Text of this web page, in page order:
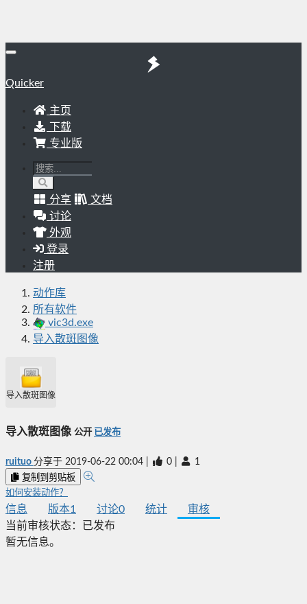
Quicker
主页
下载
专业版
分享
文档
讨论
外观
登录
注册
动作库
所有软件
vic3d.exe
导入散斑图像
导入散斑图像
导入散斑图像 公开 已发布
ruituo 分享于 2019-06-22 00:04 0 1
复制到剪贴板
如何安装动作？
信息 版本1 讨论0 统计
审核
当前审核状态：
已发布
暂无信息。